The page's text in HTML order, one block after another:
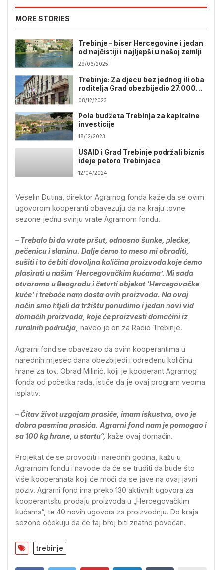
MORE STORIES
Trebinje – biser Hercegovine i jedan
od najčistiji i najljepši u našoj zemlji
29/06/2025
Trebinje: Za djecu bez jednog ili oba
roditelja Grad obezbijedio 27.000
KM
08/12/2023
Pola budžeta Trebinja za kapitalne
investicije
18/12/2023
USAID i Grad Trebinje podržali biznis
ideje petoro Trebinjaca
12/04/2024
Veselin Dutina, direktor Agrarnog fonda kaže da se ovim
ugovorom kooperanti obavezuju da na kraju tovne
sezone jednu svinju vrate Agrarnom fondu.
– Trebalo bi da vrate pršut, odnosno šunke, plećke,
pečenicu i slaninu. Dalje ćemo to meso mi obraditi,
sušiti i to će biti dovoljna količina proizvoda koje ćemo
plasirati u našim ‘Hercegovačkim kućama’. Mi sada
otvaramo u Beogradu i četvrti objekat ‘Hercegovačke
kuće’ i trebaće nam dosta ovih proizvoda. Na ovaj
način smo htjeli da tržištu ponudimo i jedan novi vid
domaćih proizvoda, koje će proizvesti domaćini iz
ruralnih područja, naveo je on za Radio Trebinje.
Agrarni fond se obavezao da ovim kooperantima u
narednih mjesec dana obezbijedi i određenu količinu
hrane za tov. Obrad Milinić, koji je kooperant Agrarnog
fonda od početka rada, ističe da je ovaj program veoma
isplativ.
– Čitav život uzgajam prasiće, imam iskustva, ovo je
dobra pasmina prasića. Agrarni fond nam je pomogao i
sa 100 kg hrane, u startu“, kaže ovaj domaćin.
Projekat će se provoditi i narednih godina, kažu u
Agrarnom fondu i navode da će se truditi da bude što
više kooperanata koji će moći da se jave na ovaj javni
poziv. Agrarni fond ima preko 130 aktivnih ugovora za
kooperantsku prodaju proizvoda u „Hercegovačkim
kućama“, te 40 novih ugovora za proizvodnju. Do kraja
sezone očekuju da će taj broj biti znatno povećan.
trebinje